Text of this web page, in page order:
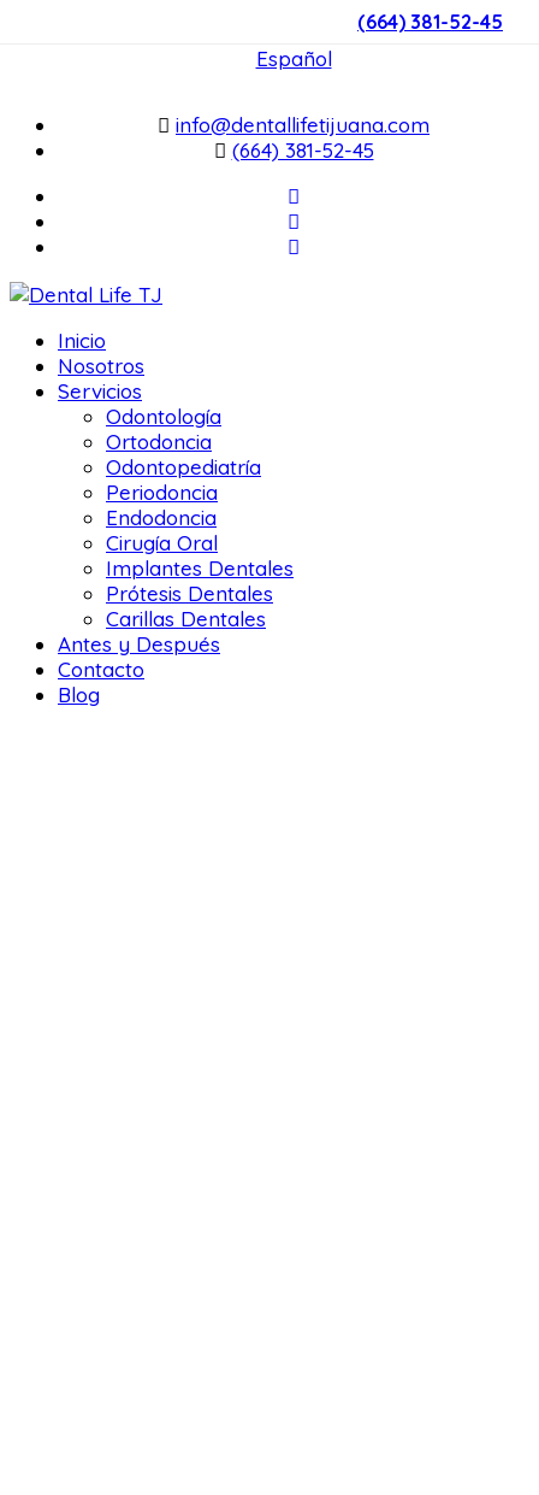
(664) 381-52-45
Español
info@dentallifetijuana.com
(664) 381-52-45
Inicio
Nosotros
Servicios
Odontología
Ortodoncia
Odontopediatría
Periodoncia
Endodoncia
Cirugía Oral
Implantes Dentales
Prótesis Dentales
Carillas Dentales
Antes y Después
Contacto
Blog